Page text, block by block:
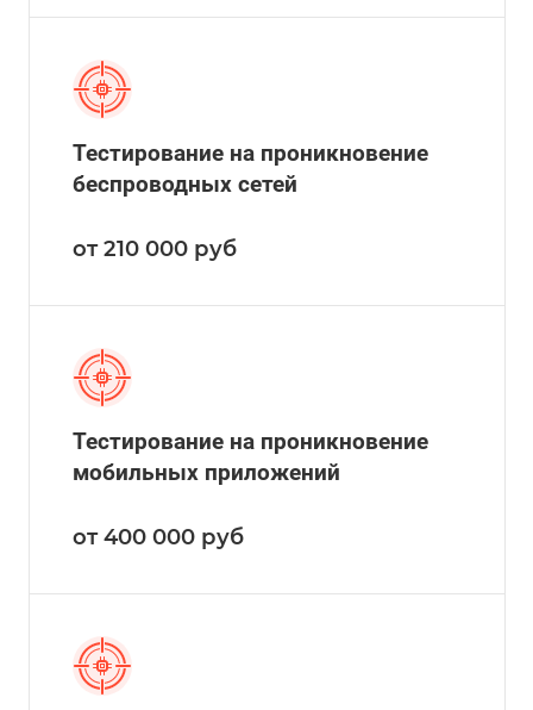
Тестирование на проникновение
беспроводных сетей
от 210 000 руб
Тестирование на проникновение
мобильных приложений
от 400 000 руб